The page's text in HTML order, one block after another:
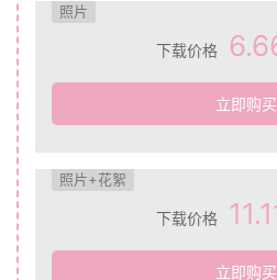
照片
下载价格
立即购买
照片+花絮
下载价格
立即购买